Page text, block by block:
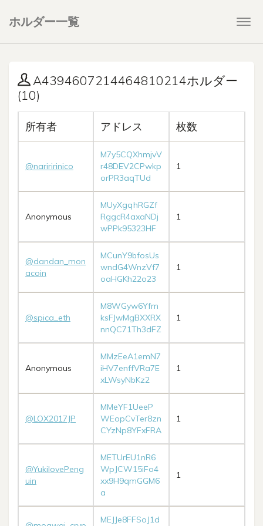
ホルダー一覧
A4394607214464810214ホルダー
(10)
所有者 アドレス 枚数
@nariririnico
M7y5CQXhmjvV
r48DEV2CPwkp
orPR3aqTUd
1
Anonymous
MUyXgqhRGZf
RggcR4axaNDj
wPPk95323HF
1
@dandan_mon
acoin
MCunY9bfosUs
wndG4WnzVf7
oaHGKh22o23
1
@spica_eth
M8WGyw6Yfm
ksFJwMgBXXRX
nnQC71Th3dFZ
1
Anonymous
MMzEeA1emN7
iHV7enffVRa7E
xLWsyNbKz2
1
@LOX2017JP
MMeYF1UeeP
WEopCvTer8zn
CYzNp8YFxFRA
1
@YukilovePeng
uin
METUrEU1nR6
WpJCW15iFo4
xx9H9qmGGM6
a
1
MEJJe8FFSoJ1d